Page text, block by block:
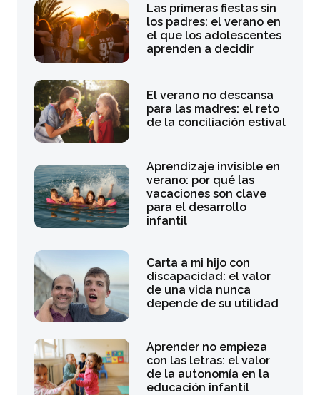
Las primeras fiestas sin
los padres: el verano en
el que los adolescentes
aprenden a decidir
El verano no descansa
para las madres: el reto
de la conciliación estival
Aprendizaje invisible en
verano: por qué las
vacaciones son clave
para el desarrollo
infantil
Carta a mi hijo con
discapacidad: el valor
de una vida nunca
depende de su utilidad
Aprender no empieza
con las letras: el valor
de la autonomía en la
educación infantil